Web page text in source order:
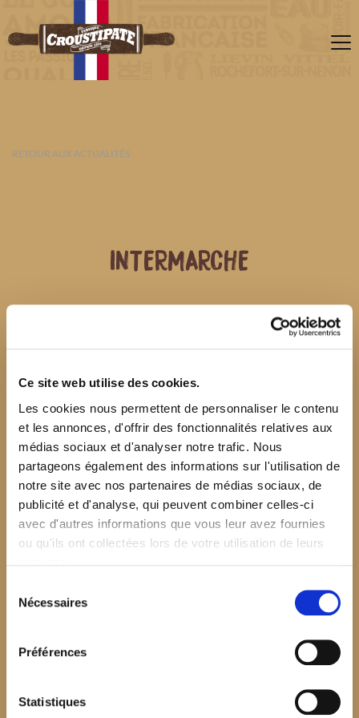
Ce site web utilise des cookies.
Les cookies nous permettent de personnaliser le contenu
et les annonces, d'offrir des fonctionnalités relatives aux
médias sociaux et d'analyser notre trafic. Nous
partageons également des informations sur l'utilisation de
notre site avec nos partenaires de médias sociaux, de
publicité et d'analyse, qui peuvent combiner celles-ci
avec d'autres informations que vous leur avez fournies
ou qu'ils ont collectées lors de votre utilisation de leurs
Nécessaires
Préférences
Statistiques
RETOUR AUX ACTUALITÉS
INTERMARCHE